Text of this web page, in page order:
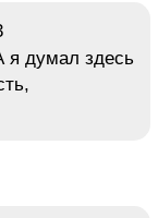
я думал здесь